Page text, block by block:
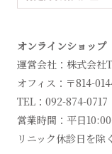
オンラインショップ
運営会社：株式会社
オフィス：〒814-
TEL：092-874-0717
営業時間：平日
リニック休診日を除